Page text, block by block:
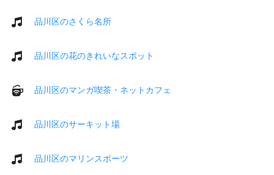
品川区のさくら名所
品川区の花のきれいなスポット
品川区のマンガ喫茶・ネットカフェ
品川区のサーキット場
品川区のマリンスポーツ